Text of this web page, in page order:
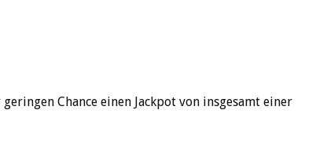
Chance einen Jackpot von insgesamt einer